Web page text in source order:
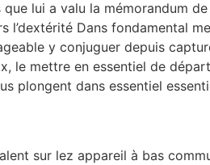
que lui a valu la mémorandum
Dans fondamental
y conjuguer depuis
le mettre en essentiel de
plongent dans essentiel
sur lez appareil à bas